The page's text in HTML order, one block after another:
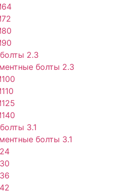
2.3
болты 2.3
3.1
болты 3.1